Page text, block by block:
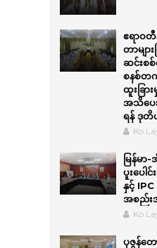
ဧရာဝတီ
တာမျာ
ဆင်းစစ်
စနစ်တ
ထူးခြ
အသိပေ
ရန် ဒုတိ
Ko
မြန်မာ
ပူးပေါ
နှင့်
အစည်း
Ko
ပုဇွန်တ